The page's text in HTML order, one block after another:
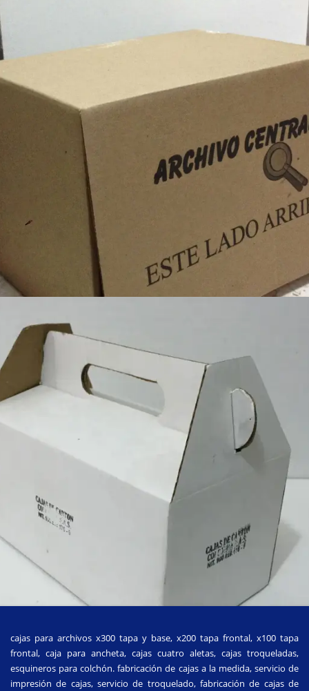
cajas para archivos x300 tapa y base, x200 tapa frontal, x100 tapa
frontal, caja para ancheta, cajas cuatro aletas, cajas troqueladas,
esquineros para colchón. fabricación de cajas a la medida, servicio de
impresión de cajas, servicio de troquelado, fabricación de cajas de